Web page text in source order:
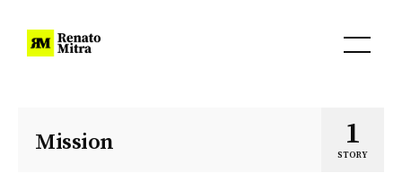
Mission 1
STORY